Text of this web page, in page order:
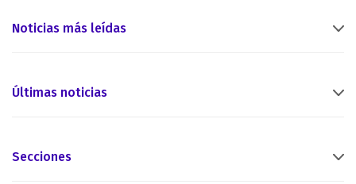
Noticias más leídas
Últimas noticias
Secciones